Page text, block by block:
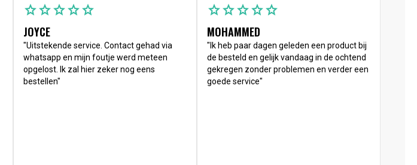
starstarstarstarstar
JOYCE
"Uitstekende service. Contact gehad via
whatsapp en mijn foutje werd meteen
opgelost. Ik zal hier zeker nog eens
bestellen"
starstarstarstarstar
MOHAMMED
"Ik heb paar dagen geleden een product bij
de besteld en gelijk vandaag in de ochtend
gekregen zonder problemen en verder een
goede service"